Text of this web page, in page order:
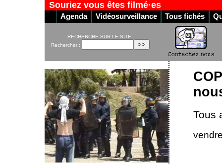
Souriez vous êtes filmé·es
Agenda Vidéosurveillance Tous fichés
RECHERCHE SUR LE SITE:
Rechercher :
Tous